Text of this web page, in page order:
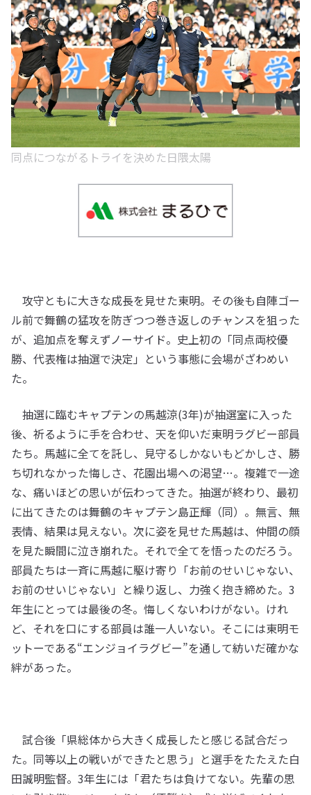
同点につながるトライを決めた日隈太陽
攻守ともに大きな成長を見せた東明。その後も自陣ゴー
ル前で舞鶴の猛攻を防ぎつつ巻き返しのチャンスを狙った
が、追加点を奪えずノーサイド。史上初の「同点両校優
勝、代表権は抽選で決定」という事態に会場がざわめい
た。
抽選に臨むキャプテンの馬越涼(3年)が抽選室に入った
後、祈るように手を合わせ、天を仰いだ東明ラグビー部員
たち。馬越に全てを託し、見守るしかないもどかしさ、勝
ち切れなかった悔しさ、花園出場への渇望…。複雑で一途
な、痛いほどの思いが伝わってきた。抽選が終わり、最初
に出てきたのは舞鶴のキャプテン島正輝（同）。無言、無
表情、結果は見えない。次に姿を見せた馬越は、仲間の顔
を見た瞬間に泣き崩れた。それで全てを悟ったのだろう。
部員たちは一斉に馬越に駆け寄り「お前のせいじゃない、
お前のせいじゃない」と繰り返し、力強く抱き締めた。3
年生にとっては最後の冬。悔しくないわけがない。けれ
ど、それを口にする部員は誰一人いない。そこには東明モ
ットーである“エンジョイラグビー”を通して紡いだ確かな
絆があった。
試合後「県総体から大きく成長したと感じる試合だっ
た。同等以上の戦いができたと思う」と選手をたたえた白
田誠明監督。3年生には「君たちは負けてない。先輩の思